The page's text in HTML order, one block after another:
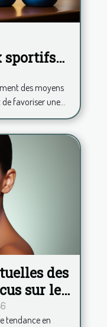
sportifs
des moyens
favoriser une...
des
sur le
tendance en